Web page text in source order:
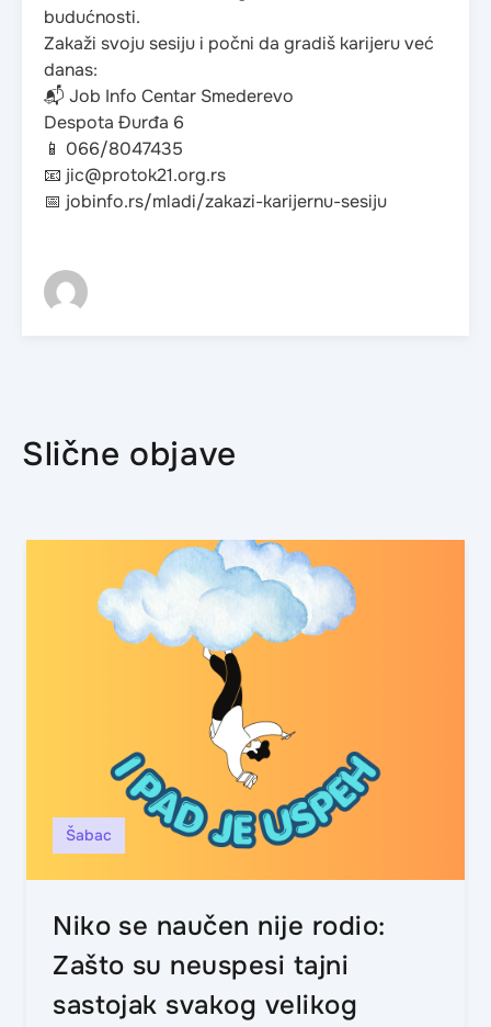
budućnosti.
Zakaži svoju sesiju i počni da gradiš karijeru već
danas:
📬 Job Info Centar Smederevo
Despota Đurđa 6
📱 066/8047435
📧 jic@protok21.org.rs
📅 jobinfo.rs/mladi/zakazi-karijernu-sesiju
Slične objave
Šabac
Niko se naučen nije rodio:
Zašto su neuspesi tajni
sastojak svakog velikog